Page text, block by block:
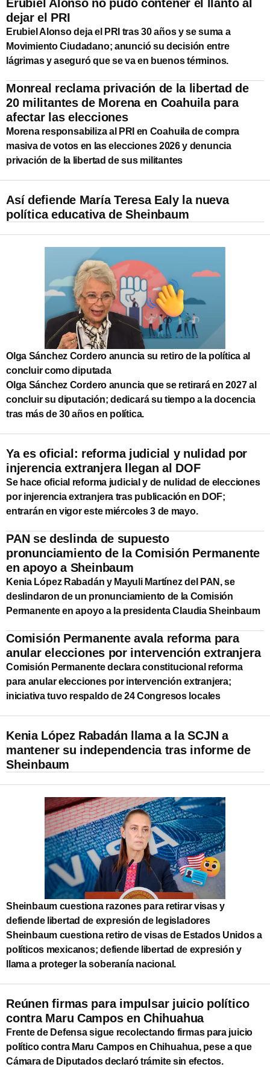
Erubiel Alonso no pudo contener el llanto al
dejar el PRI
Erubiel Alonso deja el PRI tras 30 años y se suma a
Movimiento Ciudadano; anunció su decisión entre
lágrimas y aseguró que se va en buenos términos.
Monreal reclama privación de la libertad de
20 militantes de Morena en Coahuila para
afectar las elecciones
Morena responsabiliza al PRI en Coahuila de compra
masiva de votos en las elecciones 2026 y denuncia
privación de la libertad de sus militantes
Así defiende María Teresa Ealy la nueva
política educativa de Sheinbaum
Olga Sánchez Cordero anuncia su retiro de la política al
concluir como diputada
Olga Sánchez Cordero anuncia que se retirará en 2027 al
concluir su diputación; dedicará su tiempo a la docencia
tras más de 30 años en política.
Ya es oficial: reforma judicial y nulidad por
injerencia extranjera llegan al DOF
Se hace oficial reforma judicial y de nulidad de elecciones
por injerencia extranjera tras publicación en DOF;
entrarán en vigor este miércoles 3 de mayo.
PAN se deslinda de supuesto
pronunciamiento de la Comisión Permanente
en apoyo a Sheinbaum
Kenia López Rabadán y Mayuli Martínez del PAN, se
deslindaron de un pronunciamiento de la Comisión
Permanente en apoyo a la presidenta Claudia Sheinbaum
Comisión Permanente avala reforma para
anular elecciones por intervención extranjera
Comisión Permanente declara constitucional reforma
para anular elecciones por intervención extranjera;
iniciativa tuvo respaldo de 24 Congresos locales
Kenia López Rabadán llama a la SCJN a
mantener su independencia tras informe de
Sheinbaum
Sheinbaum cuestiona razones para retirar visas y
defiende libertad de expresión de legisladores
Sheinbaum cuestiona retiro de visas de Estados Unidos a
políticos mexicanos; defiende libertad de expresión y
llama a proteger la soberanía nacional.
Reúnen firmas para impulsar juicio político
contra Maru Campos en Chihuahua
Frente de Defensa sigue recolectando firmas para juicio
político contra Maru Campos en Chihuahua, pese a que
Cámara de Diputados declaró trámite sin efectos.